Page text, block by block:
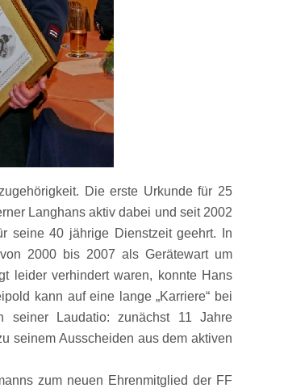
Die erste Urkunde für 25
Langhans aktiv dabei und seit 2002
seine 40 jährige Dienstzeit geehrt. In
2000 bis 2007 als Gerätewart um
leider verhindert waren, konnte Hans
kann auf eine lange „Karriere“ bei
seiner Laudatio: zunächst 11 Jahre
seinem Ausscheiden aus dem aktiven
zum neuen Ehrenmitglied der FF